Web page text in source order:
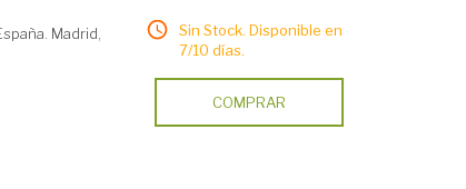
Madrid,
Sin Stock. Disponible en
7/10 días.
COMPRAR